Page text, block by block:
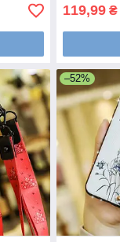
119,99 ₴
–52%